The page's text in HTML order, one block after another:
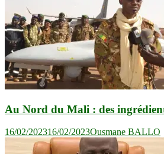
Au Nord du Mali : des
16/02/202316/02/2023Ousmane BALLO